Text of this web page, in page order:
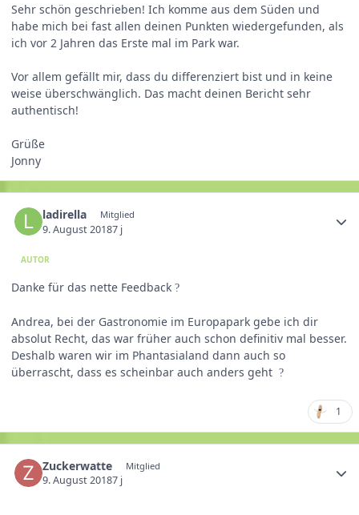
Sehr schön geschrieben! Ich komme aus dem Süden und
habe mich bei fast allen deinen Punkten wiedergefunden, als
ich vor 2 Jahren das Erste mal im Park war.
Vor allem gefällt mir, dass du differenziert bist und in keine
weise überschwänglich. Das macht deinen Bericht sehr
authentisch!
Grüße
Jonny
ladirella Mitglied
9. August 20187 j
AUTOR
Danke für das nette Feedback ?
Andrea, bei der Gastronomie im Europapark gebe ich dir
absolut Recht, das war früher auch schon definitiv mal besser.
Deshalb waren wir im Phantasialand dann auch so
überrascht, dass es scheinbar auch anders geht ?
1
Zuckerwatte Mitglied
9. August 20187 j